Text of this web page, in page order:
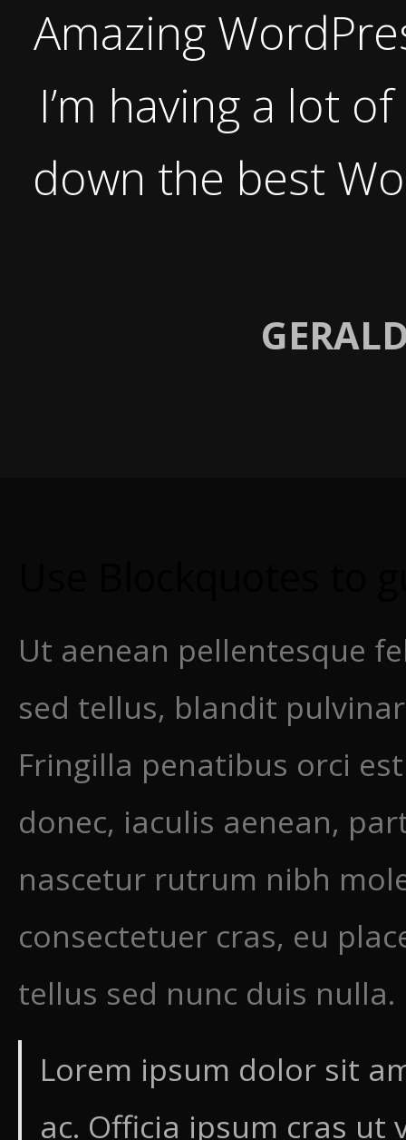
Amazing
I’m having a lot
down the best
Ut aenean pellentesque
sed tellus, blandit
Fringilla penatibus orci
donec, iaculis aenean,
nascetur rutrum nibh
consectetuer cras, eu
tellus sed nunc duis nulla.
Lorem ipsum dolor sit
ac. Officia ipsum cras